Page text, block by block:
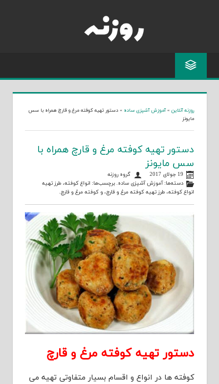
روزنه آنلاین »آموزش آشپزی ساده » دستور تهیه کوفته مرغ و قارچ همراه با سس
مایونز
دستور تهیه کوفته مرغ و قارچ همراه با
سس مایونز
19 جولای 2017
گروه روزنه
دسته‌ها:آموزش آشپزی ساده. برچسب‌ها: انواع کوفته، طرز تهیه
انواع کوفته، طرز تهیه کوفته مرغ و قارچ، و کوفته مرغ و قارچ.
دستور تهیه کوفته مرغ و قارچ
کوفته ها در انواع و اقسام بسیار متفاوتی تهیه می